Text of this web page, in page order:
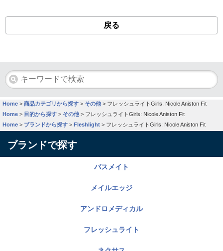
戻る
Home > 商品カテゴリから探す > その他 > フレッシュライトGirls: Nicole Aniston Fit
Home > 目的から探す > その他 > フレッシュライトGirls: Nicole Aniston Fit
Home > ブランドから探す > Fleshlight > フレッシュライトGirls: Nicole Aniston Fit
ブランドで探す
バスメイト
メイルエッジ
アンドロメディカル
フレッシュライト